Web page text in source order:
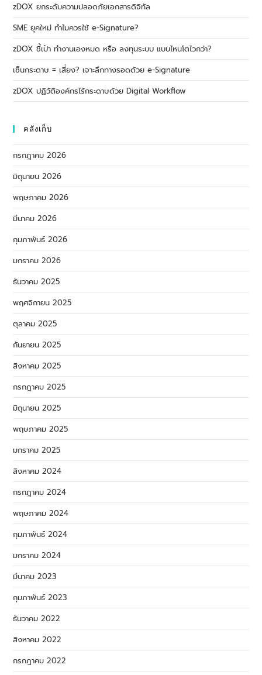
zDOX ยกระดับความปลอดภัยเอกสารดิจิทัล
SME ยุคใหม่ ทำไมควรใช้ e-Signature?
zDOX ชี้เป้า ทำงานเองหมด หรือ ลงทุนระบบ แบบไหนโตไวกว่า?
เซ็นกระดาษ = เสี่ยง? เจาะลึกทางรอดด้วย e-Signature
zDOX ปฏิวัติองค์กรไร้กระดาษด้วย Digital Workflow
คลังเก็บ
กรกฎาคม 2026
มิถุนายน 2026
พฤษภาคม 2026
มีนาคม 2026
กุมภาพันธ์ 2026
มกราคม 2026
ธันวาคม 2025
พฤศจิกายน 2025
ตุลาคม 2025
กันยายน 2025
สิงหาคม 2025
กรกฎาคม 2025
มิถุนายน 2025
พฤษภาคม 2025
มกราคม 2025
สิงหาคม 2024
กรกฎาคม 2024
พฤษภาคม 2024
กุมภาพันธ์ 2024
มกราคม 2024
มีนาคม 2023
กุมภาพันธ์ 2023
ธันวาคม 2022
สิงหาคม 2022
กรกฎาคม 2022